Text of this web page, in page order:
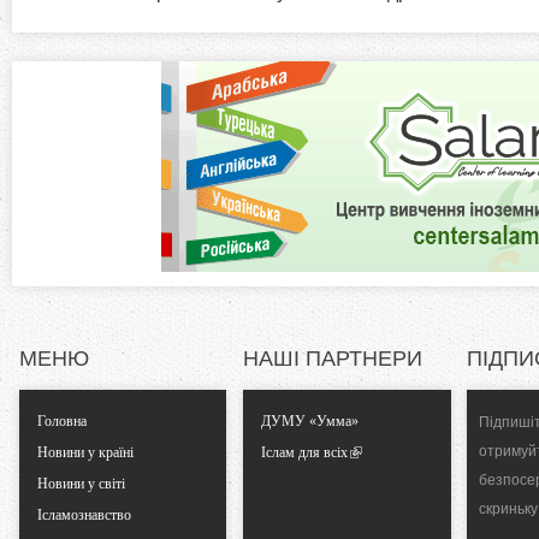
z
T
в
к
МЕНЮ
Головна
Новини у країні
Новини у світі
Ісламознавство
НАШІ ПАРТНЕРИ
ДУМУ «Умма»
Іслам для всіх